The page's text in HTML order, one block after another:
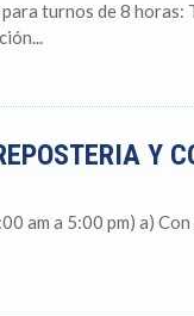
turnos de 8 horas:
Y
am a 5:00 pm) a)